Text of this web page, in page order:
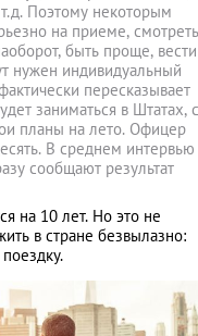
Поэтому некоторым
на приеме, смотреть
быть проще, вести
нужен индивидуальный
пересказывает
заниматься в Штатах, с
планы на лето. Офицер
В среднем интервью
сообщают результат
на 10 лет. Но это не
в стране безвылазно: